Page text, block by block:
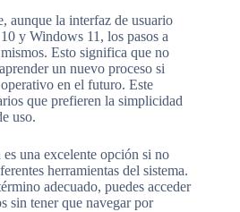
aunque la interfaz de usuario
y Windows 11, los pasos a
Esto significa que no
un nuevo proceso si
en el futuro. Este
que prefieren la simplicidad
uso.
una excelente opción si no
herramientas del sistema.
adecuado, puedes acceder
sin tener que navegar por